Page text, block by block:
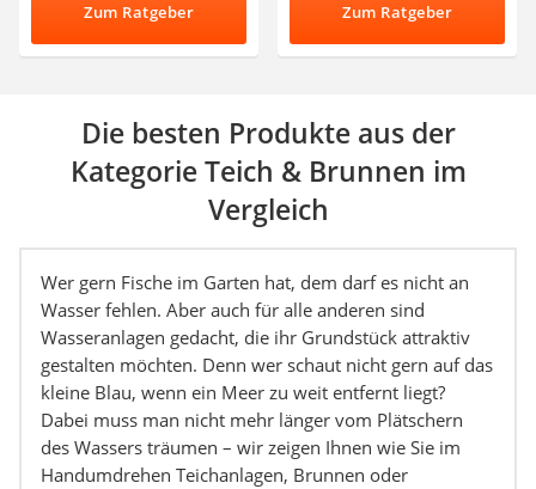
Zum Ratgeber Zum Ratgeber
Die besten Produkte aus der
Kategorie Teich & Brunnen im
Vergleich
Wer gern Fische im Garten hat, dem darf es nicht an
Wasser fehlen. Aber auch für alle anderen sind
Wasseranlagen gedacht, die ihr Grundstück attraktiv
gestalten möchten. Denn wer schaut nicht gern auf das
kleine Blau, wenn ein Meer zu weit entfernt liegt?
Dabei muss man nicht mehr länger vom Plätschern
des Wassers träumen – wir zeigen Ihnen wie Sie im
Handumdrehen Teichanlagen, Brunnen oder